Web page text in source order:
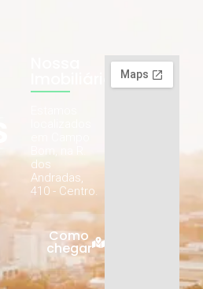
dos
Andradas,
410 - Centro.
Como
chegar